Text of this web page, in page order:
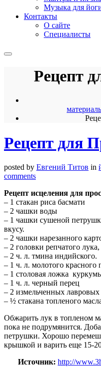
Музыка для
Контакты
О сайте
Специалисты
Рецепт
Рецепт для
posted by Евгений Титов in
comments
Рецепт исцеления для
– 1 стакан риса басмати
– 2 чашки воды
– 1 чашки сушеной
вкусу.
– 2 чашки нарезанного
– 2 головки репчатого
– 2 ч. л. тмина индийского.
– 1 ч. л. молотого
– 1 столовая ложка
– 1 ч. л. черный перец
– 2 измельченных лавровых
– ½ стакана топленого
Обжарить лук в топленом
пока не подрумянится.
петрушки. Хорошо
крышкой и варить еще 15-
Источник: http://